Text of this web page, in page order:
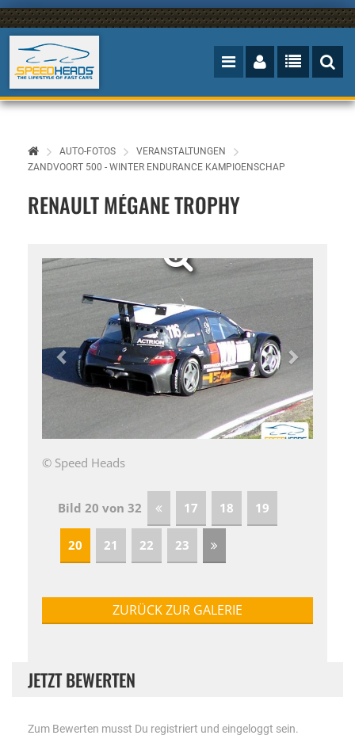
AUTO-FOTOS
VERANSTALTUNGEN
ZANDVOORT 500 - WINTER ENDURANCE KAMPIOENSCHAP
RENAULT MÉGANE TROPHY
© Speed Heads
Bild 20 von 32 17 18 19
20 21 22 23
ZURÜCK ZUR GALERIE
JETZT BEWERTEN
Zum Bewerten musst Du registriert und eingeloggt sein.